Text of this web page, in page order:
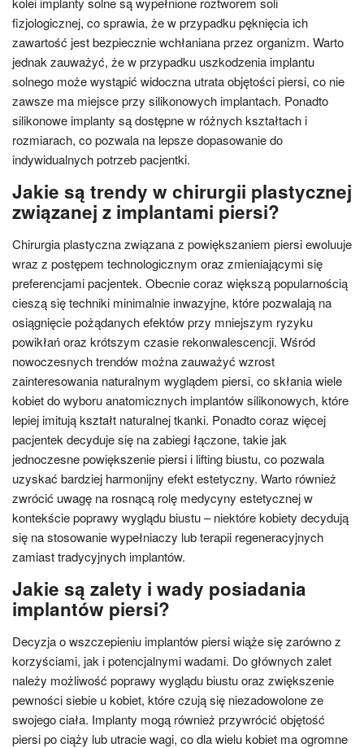
fizjologicznej, co sprawia, że w przypadku pęknięcia ich
zawartość jest bezpiecznie wchłaniana przez organizm. Warto
jednak zauważyć, że w przypadku uszkodzenia implantu
solnego może wystąpić widoczna utrata objętości piersi, co nie
zawsze ma miejsce przy silikonowych implantach. Ponadto
silikonowe implanty są dostępne w różnych kształtach i
rozmiarach, co pozwala na lepsze dopasowanie do
indywidualnych potrzeb pacjentki.
Jakie są trendy w chirurgii plastycznej
związanej z implantami piersi?
Chirurgia plastyczna związana z powiększaniem piersi ewoluuje
wraz z postępem technologicznym oraz zmieniającymi się
preferencjami pacjentek. Obecnie coraz większą popularnością
cieszą się techniki minimalnie inwazyjne, które pozwalają na
osiągnięcie pożądanych efektów przy mniejszym ryzyku
powikłań oraz krótszym czasie rekonwalescencji. Wśród
nowoczesnych trendów można zauważyć wzrost
zainteresowania naturalnym wyglądem piersi, co skłania wiele
kobiet do wyboru anatomicznych implantów silikonowych, które
lepiej imitują kształt naturalnej tkanki. Ponadto coraz więcej
pacjentek decyduje się na zabiegi łączone, takie jak
jednoczesne powiększenie piersi i lifting biustu, co pozwala
uzyskać bardziej harmonijny efekt estetyczny. Warto również
zwrócić uwagę na rosnącą rolę medycyny estetycznej w
kontekście poprawy wyglądu biustu – niektóre kobiety decydują
się na stosowanie wypełniaczy lub terapii regeneracyjnych
zamiast tradycyjnych implantów.
Jakie są zalety i wady posiadania
implantów piersi?
Decyzja o wszczepieniu implantów piersi wiąże się zarówno z
korzyściami, jak i potencjalnymi wadami. Do głównych zalet
należy możliwość poprawy wyglądu biustu oraz zwiększenie
pewności siebie u kobiet, które czują się niezadowolone ze
swojego ciała. Implanty mogą również przywrócić objętość
piersi po ciąży lub utracie wagi, co dla wielu kobiet ma ogromne